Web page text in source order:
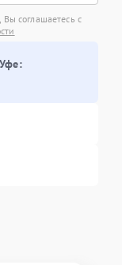
соглашаетесь с